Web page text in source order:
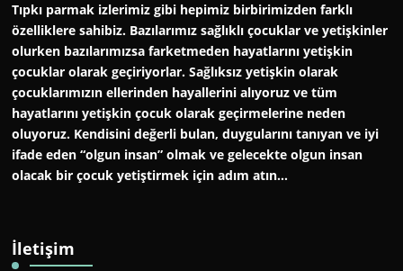
Tıpkı parmak izlerimiz gibi hepimiz birbirimizden farklı
özelliklere sahibiz. Bazılarımız sağlıklı çocuklar ve yetişkinler
olurken bazılarımızsa farketmeden hayatlarını yetişkin
çocuklar olarak geçiriyorlar. Sağlıksız yetişkin olarak
çocuklarımızın ellerinden hayallerini alıyoruz ve tüm
hayatlarını yetişkin çocuk olarak geçirmelerine neden
oluyoruz. Kendisini değerli bulan, duygularını tanıyan ve iyi
ifade eden “olgun insan” olmak ve gelecekte olgun insan
olacak bir çocuk yetiştirmek için adım atın…
İletişim